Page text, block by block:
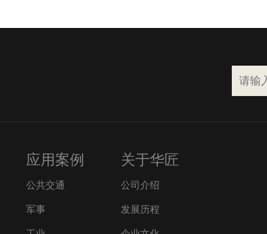
应用案例
公共交通
军事
关于华匠
公司介绍
发展历程